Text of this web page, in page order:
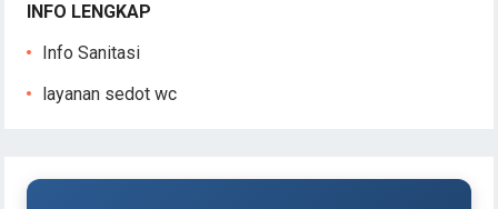
INFO LENGKAP
Info Sanitasi
layanan sedot wc